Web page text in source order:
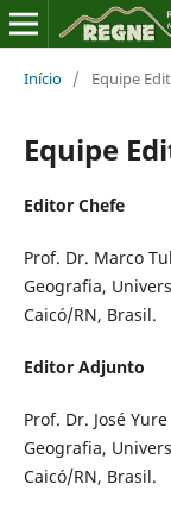
Início / Equipe
Equipe
Editor Chefe
Prof. Dr. Marco
Geografia,
Caicó/RN, Brasil.
Editor Adjunto
Prof. Dr. José
Geografia,
Caicó/RN, Brasil.